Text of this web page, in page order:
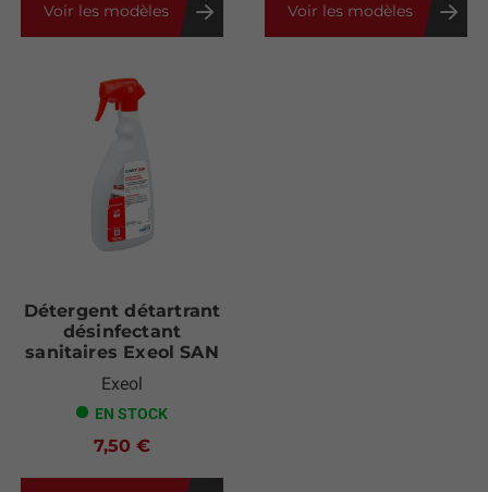
Voir les modèles Voir les modèles
Détergent détartrant
désinfectant
sanitaires Exeol SAN
Exeol
EN STOCK
7,50 €